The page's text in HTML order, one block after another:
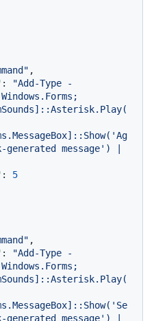
,
:
"Add-Type -
message') |
:
5
,
:
"Add-Type -
message') |